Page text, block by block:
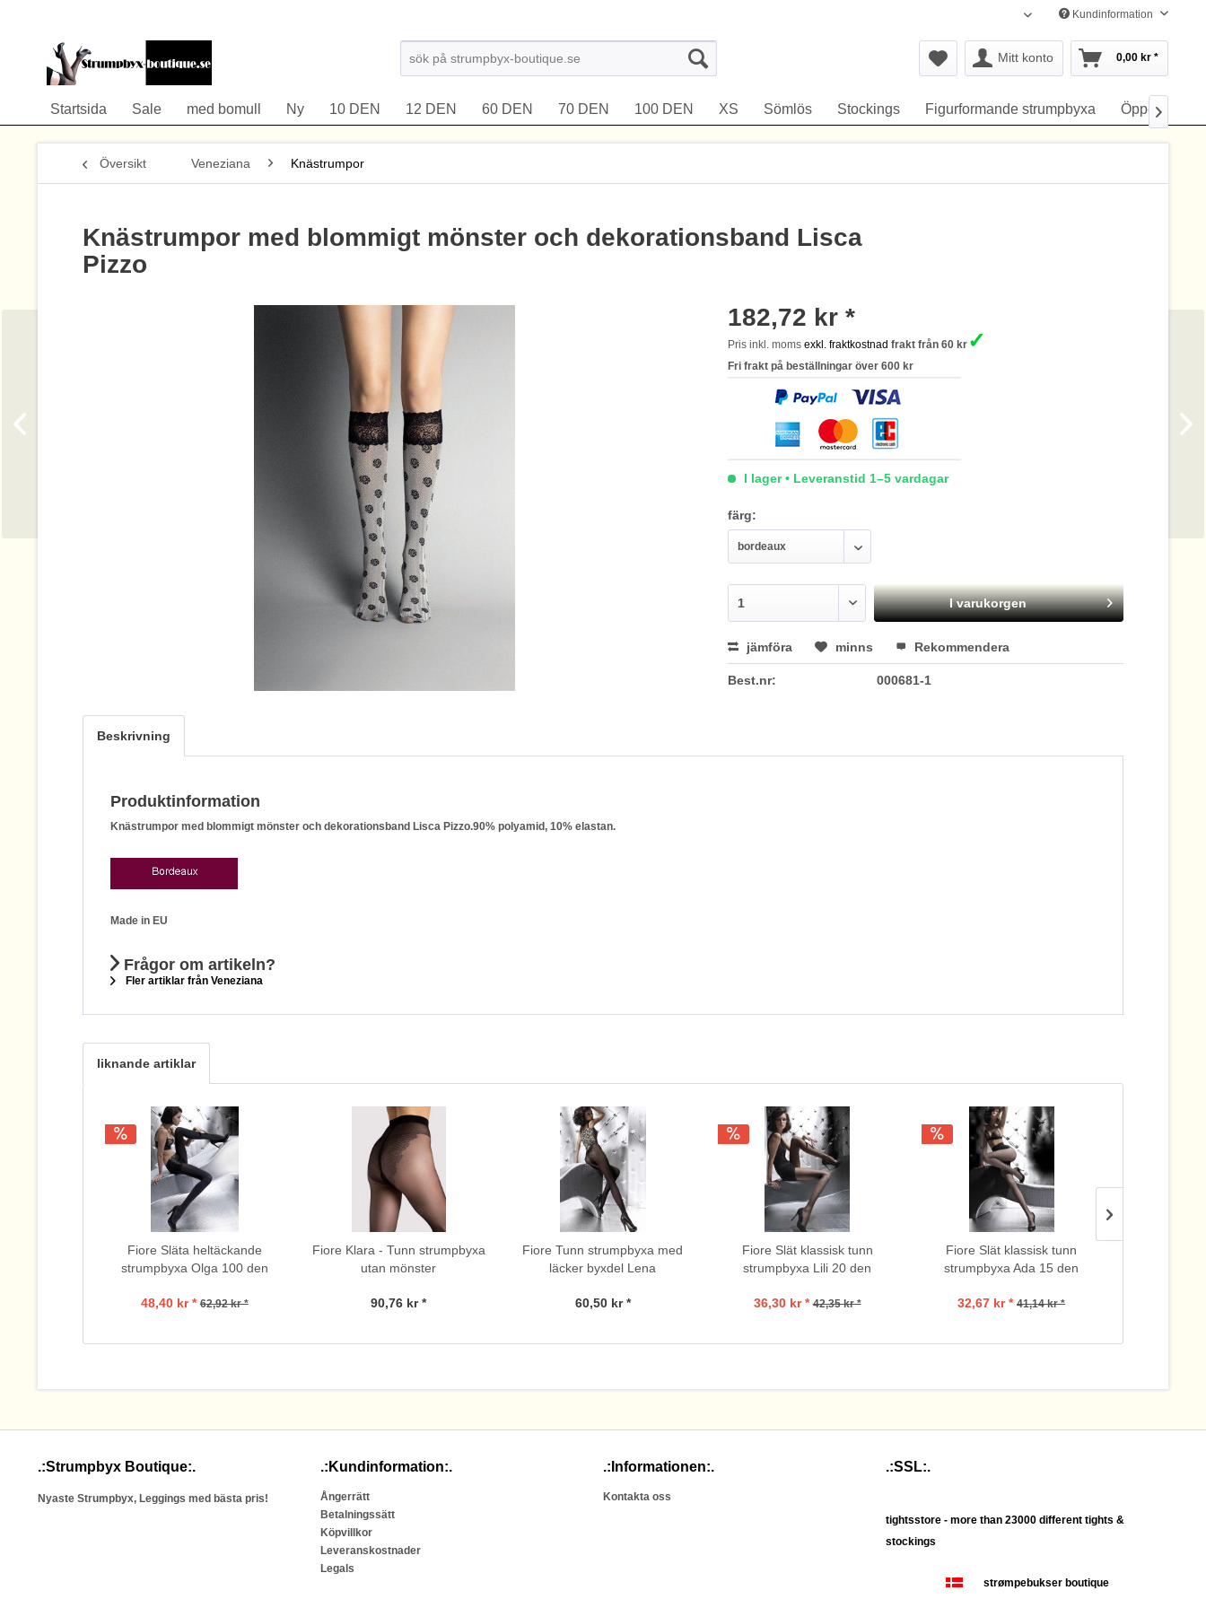
Svenska Kundinformation
Mitt konto 0,00 kr *
Startsida Sale med bomull Ny 10 DEN 12 DEN 60 DEN 70 DEN 100 DEN XS Sömlös Stockings Figurformande strumpbyxa Öppen gren

Översikt Veneziana Knästrumpor
Knästrumpor med blommigt mönster och dekorationsband Lisca
Pizzo
182,72 kr *
Pris inkl. momsexkl. fraktkostnad frakt från 60 kr ✓
Fri frakt på beställningar över 600 kr
I lager • Leveranstid 1–5 vardagar
färg:
I varukorgen
jämföra minns Rekommendera
Best.nr: 000681-1
Beskrivning
Produktinformation
Knästrumpor med blommigt mönster och dekorationsband Lisca Pizzo.90% polyamid, 10% elastan.
Made in EU
Frågor om artikeln?
Fler artiklar från Veneziana
liknande artiklar
Fiore Släta heltäckande
strumpbyxa Olga 100 den
48,40 kr * 62,92 kr *
Fiore Klara - Tunn strumpbyxa
utan mönster
90,76 kr *
Fiore Tunn strumpbyxa med
läcker byxdel Lena
60,50 kr *
Fiore Slät klassisk tunn
strumpbyxa Lili 20 den
36,30 kr * 42,35 kr *
Fiore Slät klassisk tunn
strumpbyxa Ada 15 den
32,67 kr * 41,14 kr *
.:Strumpbyx Boutique:.
Nyaste Strumpbyx, Leggings med bästa pris!
.:Kundinformation:.
Ångerrätt
Betalningssätt
Köpvillkor
Leveranskostnader
Legals
.:Informationen:.
Kontakta oss
.:SSL:.
tightsstore - more than 23000 different tights &
stockings
strømpebukser boutique